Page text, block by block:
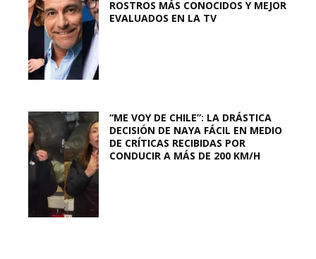
ROSTROS MÁS CONOCIDOS Y MEJOR
EVALUADOS EN LA TV
“ME VOY DE CHILE”: LA DRÁSTICA
DECISIÓN DE NAYA FÁCIL EN MEDIO
DE CRÍTICAS RECIBIDAS POR
CONDUCIR A MÁS DE 200 KM/H